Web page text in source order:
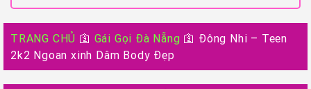
TRANG CHỦ 🛐 Gái Gọi Đà Nẵng 🛐 Đông Nhi – Teen
2k2 Ngoan xinh Dâm Body Đẹp